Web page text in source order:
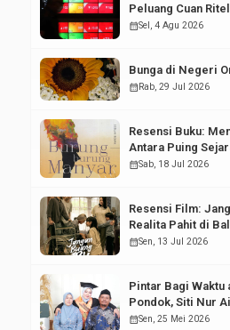
Peluang Cuan
Pasar Modal
calendar_monthSel, 4 Agu 2026
Bunga di Negeri
calendar_monthRab, 29 Jul 2026
Resensi Buku:
Antara Puing
calendar_monthSab, 18 Jul 2026
Resensi Film:
Realita Pahit di
calendar_monthSen, 13 Jul 2026
Pintar Bagi Waktu
Pondok, Siti Nur
Wisudawan Terbaik
calendar_monthSen, 25 Mei 2026